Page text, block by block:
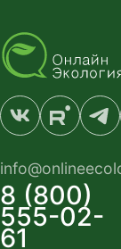
8 (800)
555-02-
61